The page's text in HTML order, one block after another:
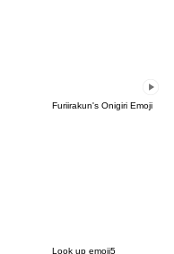
Furiirakun's Onigiri Emoji
Look up emoji5